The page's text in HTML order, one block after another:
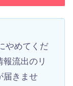
やめてくだ
流出のリ
届きませ